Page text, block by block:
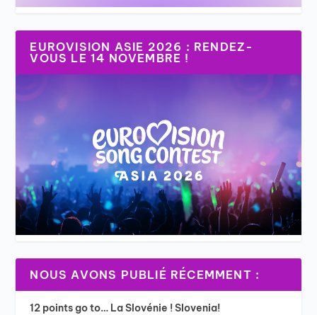
EUROVISION ASIE 2026 : RENDEZ-
VOUS LE 14 NOVEMBRE !
NOUS AVONS PUBLIÉ RÉCEMMENT :
12 points go to… La Slovénie ! Slovenia!